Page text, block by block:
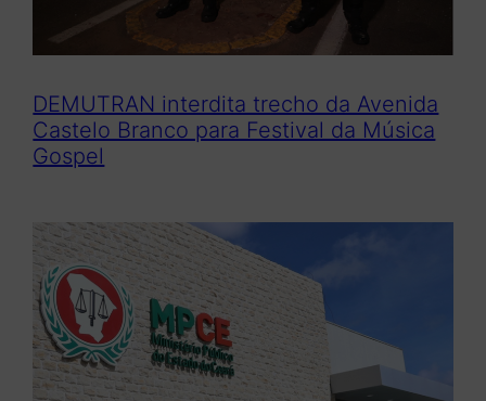
DEMUTRAN interdita trecho da Avenida
Castelo Branco para Festival da Música
Gospel